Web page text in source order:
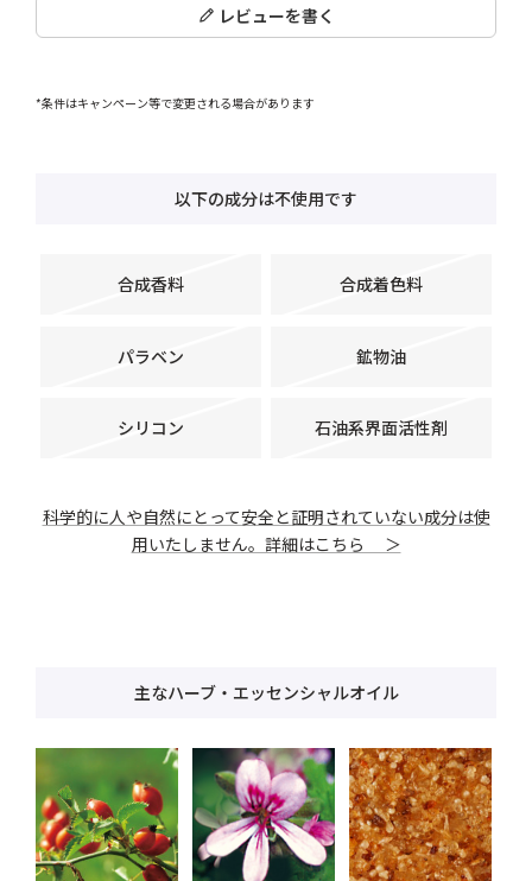
レビューを書く
*条件はキャンペーン等で変更される場合があります
以下の成分は不使用です
合成香料 合成着色料
パラベン 鉱物油
シリコン 石油系界面活性剤
科学的に人や自然にとって安全と証明されていない成分は使
用いたしません。詳細はこちら ＞
主なハーブ・エッセンシャルオイル